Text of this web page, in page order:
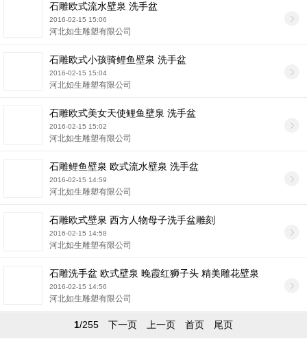
石雕欧式流水壁泉 洗手盆
2016-02-15 15:06
河北如生雕塑有限公司
石雕欧式小孩骑鲤鱼壁泉 洗手盆
2016-02-15 15:04
河北如生雕塑有限公司
石雕欧式美女天使鲤鱼壁泉 洗手盆
2016-02-15 15:02
河北如生雕塑有限公司
石雕鲤鱼壁泉 欧式流水壁泉 洗手盆
2016-02-15 14:59
河北如生雕塑有限公司
石雕欧式壁泉 西方人物母子洗手盆雕刻
2016-02-15 14:58
河北如生雕塑有限公司
石雕洗手盆 欧式壁泉 晚霞红狮子头 精美雕花壁泉
2016-02-15 14:56
河北如生雕塑有限公司
1/255 下一页 上一页 首页 尾页